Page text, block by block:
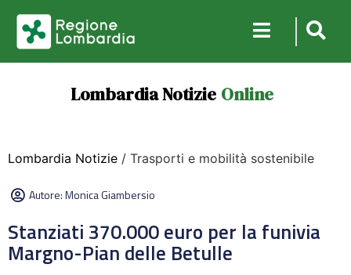
Lombardia Notizie Online
Lombardia Notizie / Trasporti e mobilità sostenibile
Autore:Monica Giambersio
Stanziati 370.000 euro per la funivia
Margno-Pian delle Betulle